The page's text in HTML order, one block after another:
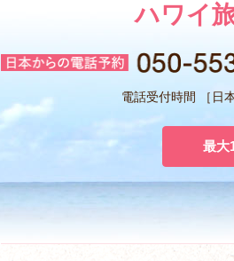
ハワイ
電話受付時間 ［
最大